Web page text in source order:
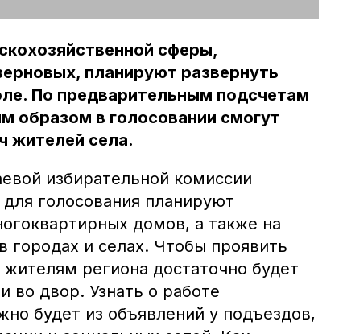
сферы,
планируют развернуть
По предварительным подсчетам
образом в голосовании смогут
жителей села.
избирательной комиссии
голосования планируют
домов, а также на
городах и селах. Чтобы проявить
региона достаточно будет
во двор. Узнать о работе
будет из объявлений у подъездов,